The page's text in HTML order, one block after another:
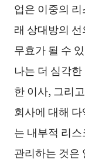
업은 이중의
래 상대방의
무효가 될 수
나는 더 심각
한 이사, 그리
회사에 대해
는 내부적 리
관리하는 것은